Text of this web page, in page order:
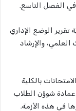
الوضع الإداري
العلمي، والإرشاد
بالكلية
شوؤن الطلاب
في هذه الأزمة.